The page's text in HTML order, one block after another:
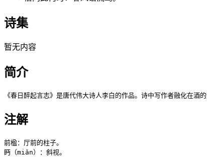
诗集
暂无内容
简介
《春日醉起言志》是唐代伟大诗人李白的作品。诗中写作者融化在
注解
前楹：厅前的柱子。
眄（miǎn）：斜视。